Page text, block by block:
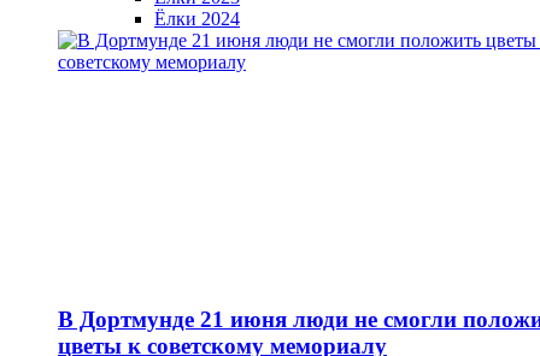
Ёлки 2024
В Дортмунде 21 июня люди не смогли
цветы к советскому мемориалу